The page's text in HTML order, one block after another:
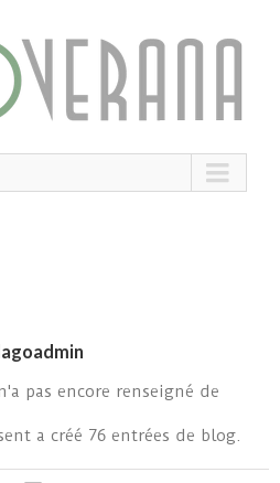
pas encore renseigné de
a créé 76 entrées de blog.